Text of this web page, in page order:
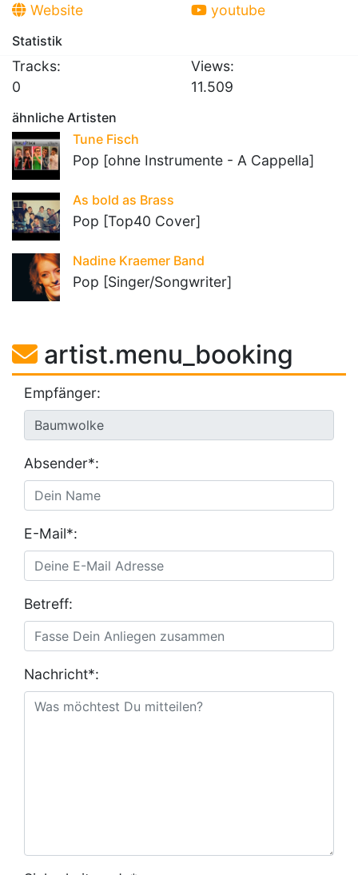
Website youtube
Statistik
Tracks:
0
Views:
11.509
ähnliche Artisten
Tune Fisch
Pop [ohne Instrumente - A Cappella]
As bold as Brass
Pop [Top40 Cover]
Nadine Kraemer Band
Pop [Singer/Songwriter]
artist.menu_booking
Empfänger:
Absender*:
E-Mail*:
Betreff:
Nachricht*: